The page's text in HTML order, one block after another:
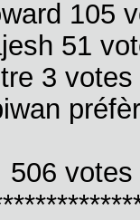
105
51
3 votes
506